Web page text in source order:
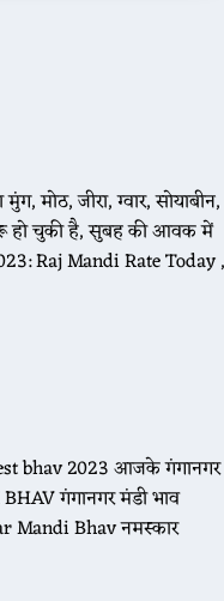
जीरा, ग्वार, सोयाबीन,
हो चुकी है, सुबह की आवक में
Raj Mandi Rate Today ,
bhav 2023 आजके गंगानगर
गंगानगर मंडी भाव
Mandi Bhav नमस्कार